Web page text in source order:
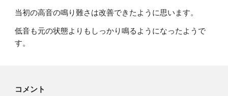
当初の高音の鳴り難さは改善できたように思います。
低音も元の状態よりもしっかり鳴るようになったようで
す。
コメント